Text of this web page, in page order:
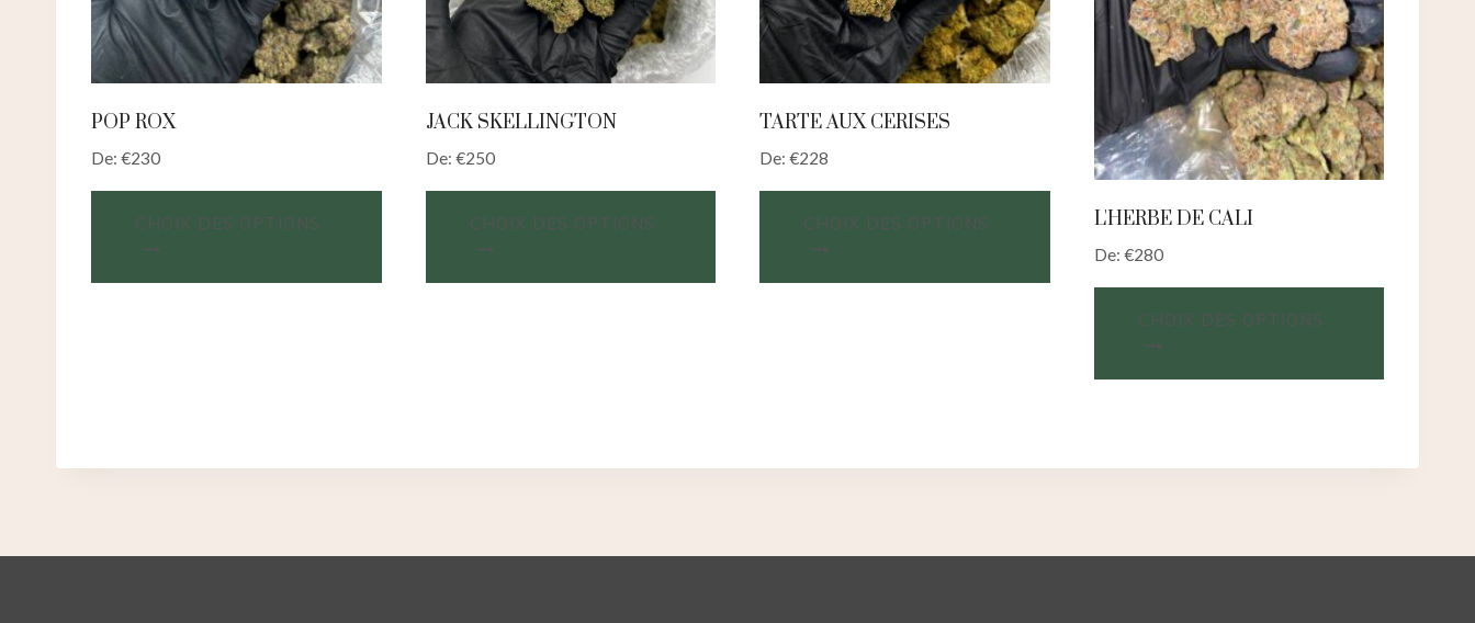
POP ROX
De: €230
CHOIX DES OPTIONS
JACK SKELLINGTON
De: €250
CHOIX DES OPTIONS
TARTE AUX CERISES
De: €228
CHOIX DES OPTIONS L'HERBE DE CALI
De: €280
CHOIX DES OPTIONS